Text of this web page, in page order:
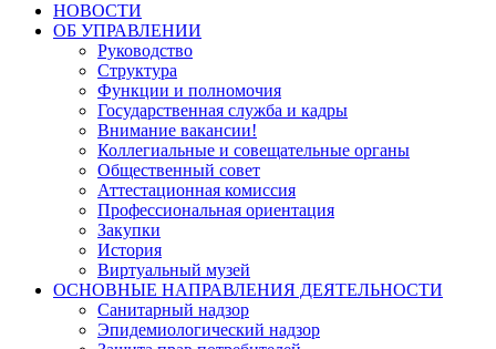
НОВОСТИ
ОБ УПРАВЛЕНИИ
Руководство
Структура
Функции и полномочия
Государственная служба и кадры
Внимание вакансии!
Коллегиальные и совещательные органы
Общественный совет
Аттестационная комиссия
Профессиональная ориентация
Закупки
История
Виртуальный музей
ОСНОВНЫЕ НАПРАВЛЕНИЯ ДЕЯТЕЛЬНОСТИ
Санитарный надзор
Эпидемиологический надзор